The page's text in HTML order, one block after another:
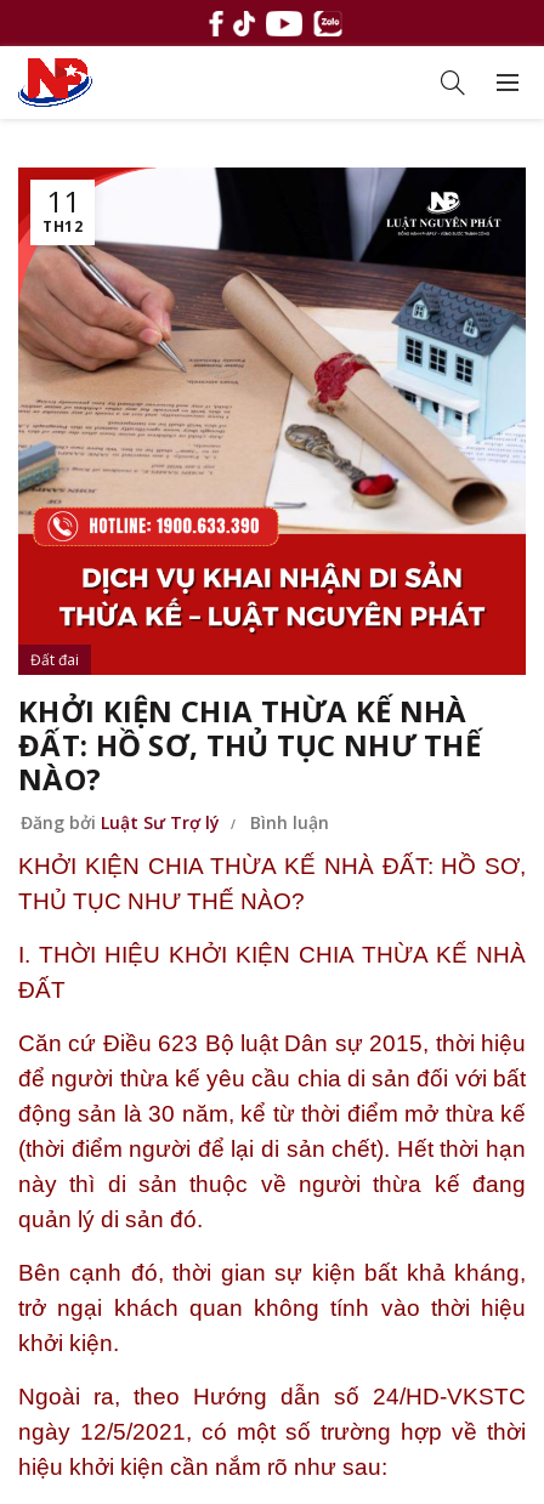
11
TH12
Đất đai
KHỞI KIỆN CHIA THỪA KẾ NHÀ
ĐẤT: HỒ SƠ, THỦ TỤC NHƯ THẾ
NÀO?
Đăng bởi Luật Sư Trợ lý Bình luận
KHỞI KIỆN CHIA THỪA KẾ NHÀ ĐẤT: HỒ SƠ,
THỦ TỤC NHƯ THẾ NÀO?
I. THỜI HIỆU KHỞI KIỆN CHIA THỪA KẾ NHÀ
ĐẤT
Căn cứ Điều 623 Bộ luật Dân sự 2015, thời hiệu
để người thừa kế yêu cầu chia di sản đối với bất
động sản là 30 năm, kể từ thời điểm mở thừa kế
(thời điểm người để lại di sản chết). Hết thời hạn
này thì di sản thuộc về người thừa kế đang
quản lý di sản đó.
Bên cạnh đó, thời gian sự kiện bất khả kháng,
trở ngại khách quan không tính vào thời hiệu
khởi kiện.
Ngoài ra, theo Hướng dẫn số 24/HD-VKSTC
ngày 12/5/2021, có một số trường hợp về thời
hiệu khởi kiện cần nắm rõ như sau: